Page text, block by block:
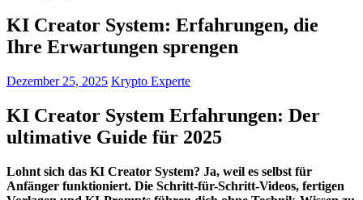
KI Creator System: Erfahrungen, die
Ihre Erwartungen sprengen
Dezember 25, 2025 Krypto Experte
KI Creator System Erfahrungen: Der
ultimative Guide für 2025
Lohnt sich das KI Creator System? Ja, weil es selbst für
Anfänger funktioniert. Die Schritt-für-Schritt-Videos, fertigen